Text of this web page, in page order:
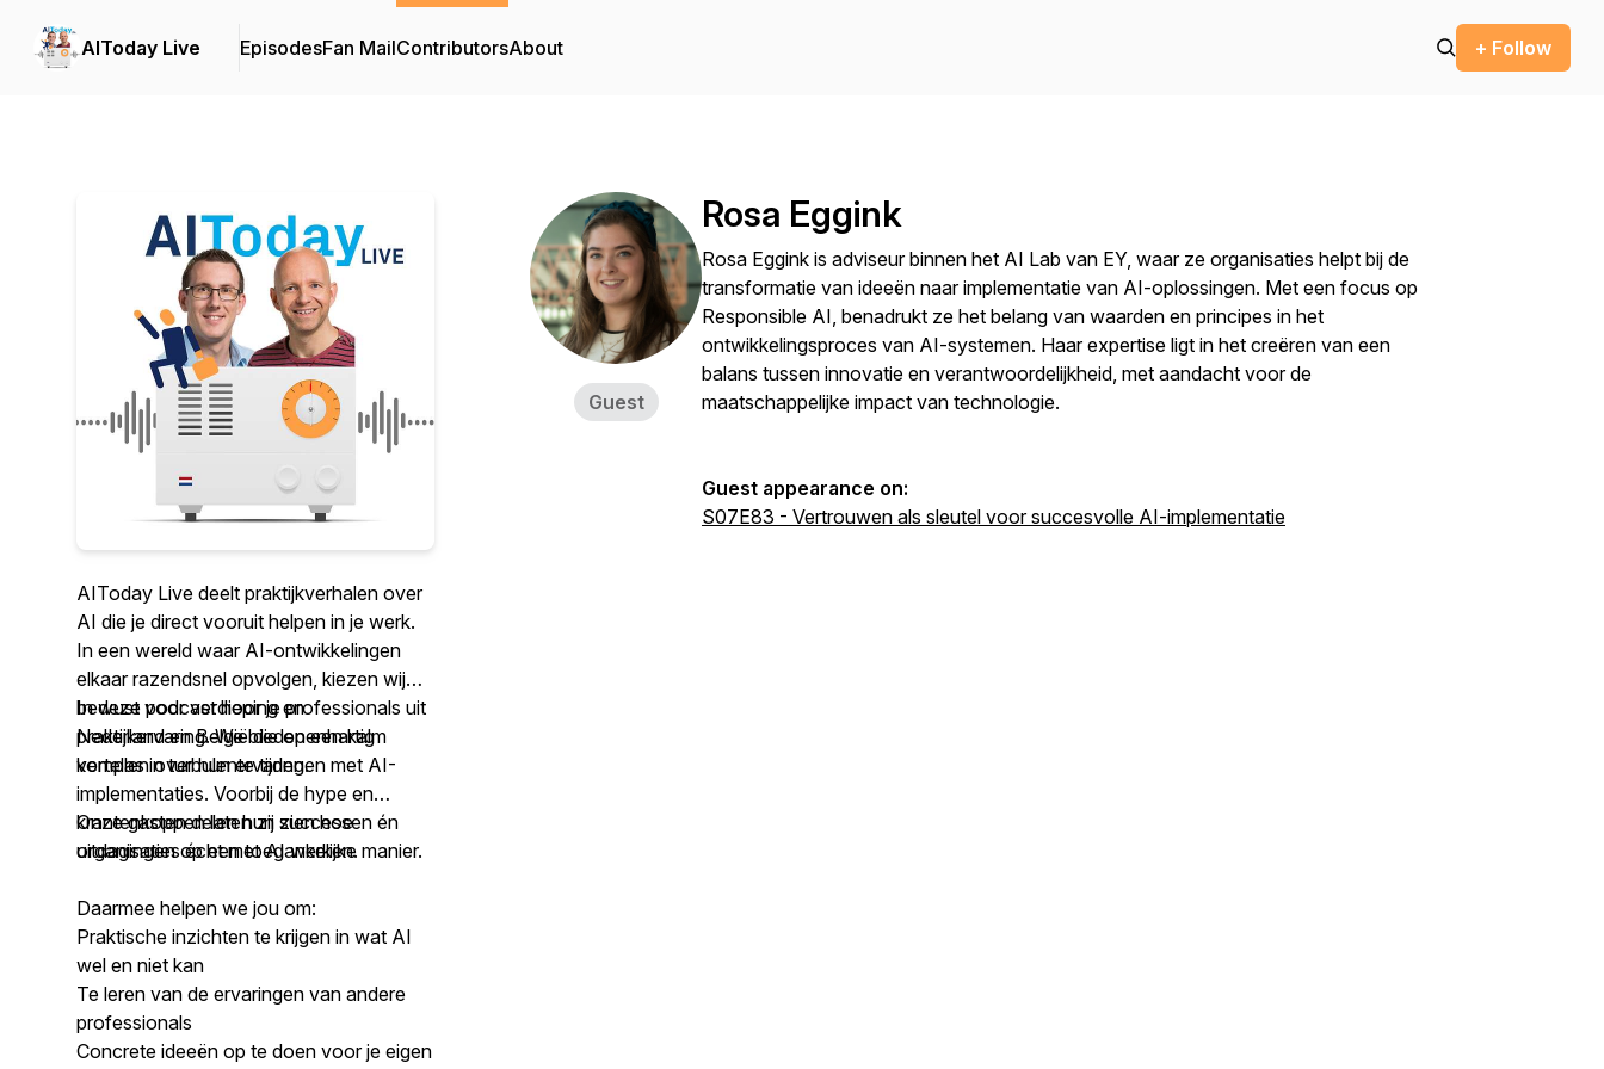
AIToday Live EpisodesFan MailContributorsAbout + Follow
AIToday Live deelt praktijkverhalen over
AI die je direct vooruit helpen in je werk.
In een wereld waar AI-ontwikkelingen
elkaar razendsnel opvolgen, kiezen wij
bewust voor verdieping en
praktijkervaring. We bieden een kalm
kompas in turbulente tijden.
In deze podcast hoor je professionals uit
Nederland en België die openhartig
vertellen over hun ervaringen met AI-
implementaties. Voorbij de hype en
krantenkoppen laten zij zien hoe
organisaties écht met AI werken.
Onze gasten delen hun successen én
uitdagingen op een toegankelijke manier.
Daarmee helpen we jou om:
Praktische inzichten te krijgen in wat AI
wel en niet kan
Te leren van de ervaringen van andere
professionals
Concrete ideeën op te doen voor je eigen
Guest
Rosa Eggink
Rosa Eggink is adviseur binnen het AI Lab van EY, waar ze organisaties helpt bij de
transformatie van ideeën naar implementatie van AI-oplossingen. Met een focus op
Responsible AI, benadrukt ze het belang van waarden en principes in het
ontwikkelingsproces van AI-systemen. Haar expertise ligt in het creëren van een
balans tussen innovatie en verantwoordelijkheid, met aandacht voor de
maatschappelijke impact van technologie.
Guest appearance on:
S07E83 - Vertrouwen als sleutel voor succesvolle AI-implementatie